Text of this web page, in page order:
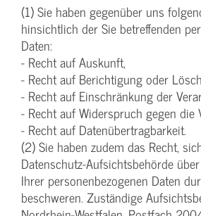
(1) Sie haben gegenüber uns
hinsichtlich der Sie betreffenden
Daten:
- Recht auf Auskunft,
- Recht auf Berichtigung oder
- Recht auf Einschränkung der
- Recht auf Widerspruch gegen die
- Recht auf Datenübertragbarkeit.
(2) Sie haben zudem das Recht,
Datenschutz-Aufsichtsbehörde
Ihrer personenbezogenen Daten
beschweren. Zuständige